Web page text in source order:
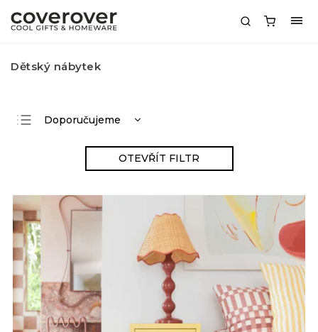
Dětský nábytek
Doporučujeme
Abecedně
OTEVŘÍT FILTR